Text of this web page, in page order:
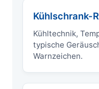
Kühlschrank-
Kühltechnik,
typische
Warnzeichen.